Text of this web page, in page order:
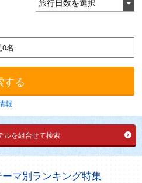
名
する
報
ルを組合せて検索
マ別ランキング特集